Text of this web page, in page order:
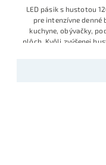
LED pásik s hustotou
pre intenzívne denné
kuchyne, obývačky,
plôch. Kvôli zvýšenej
najviac